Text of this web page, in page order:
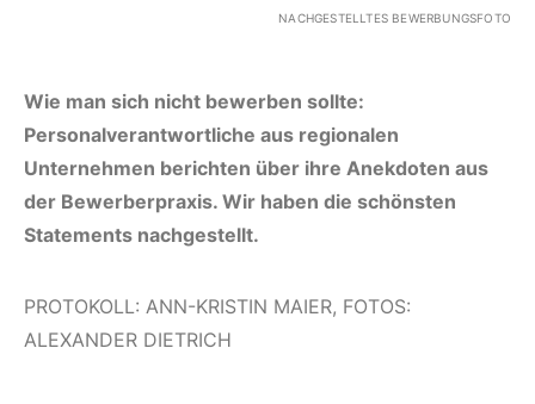
NACHGESTELLTES BEWERBUNGSFOTO
Wie man sich nicht bewerben sollte:
Personalverantwortliche aus regionalen
Unternehmen berichten über ihre Anekdoten aus
der Bewerberpraxis. Wir haben die schönsten
Statements nachgestellt.
PROTOKOLL: ANN-KRISTIN MAIER, FOTOS:
ALEXANDER DIETRICH